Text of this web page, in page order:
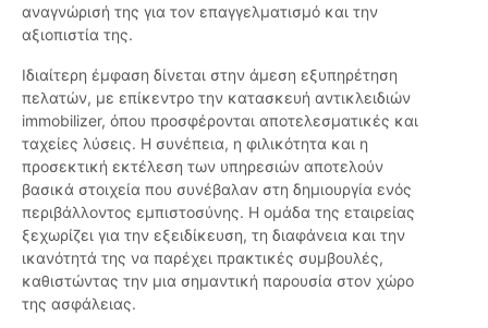
αναγνώρισή της για τον επαγγελματισμό και την
αξιοπιστία της.
Ιδιαίτερη έμφαση δίνεται στην άμεση εξυπηρέτηση
πελατών, με επίκεντρο την κατασκευή αντικλειδιών
immobilizer, όπου προσφέρονται αποτελεσματικές και
ταχείες λύσεις. Η συνέπεια, η φιλικότητα και η
προσεκτική εκτέλεση των υπηρεσιών αποτελούν
βασικά στοιχεία που συνέβαλαν στη δημιουργία ενός
περιβάλλοντος εμπιστοσύνης. Η ομάδα της εταιρείας
ξεχωρίζει για την εξειδίκευση, τη διαφάνεια και την
ικανότητά της να παρέχει πρακτικές συμβουλές,
καθιστώντας την μια σημαντική παρουσία στον χώρο
της ασφάλειας.